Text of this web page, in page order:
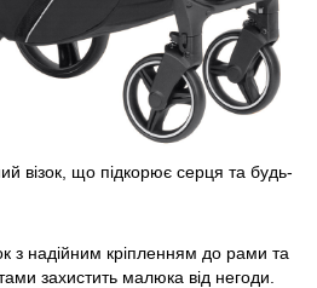
візок, що підкорює серця та будь-
з надійним кріпленням до рами та
захистить малюка від негоди.